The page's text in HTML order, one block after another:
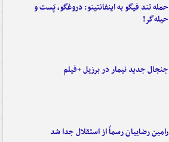
حمله تند فیگو به اینفانتینو: دروغگو، پَست‌ و
حیله‌گر!
جنجال جدید نیمار در برزیل +فیلم
رامین رضاییان رسماً از استقلال جدا شد